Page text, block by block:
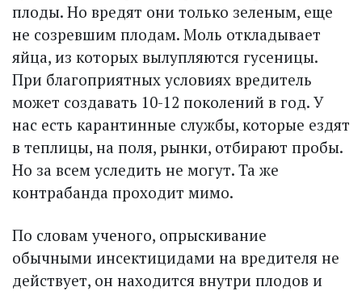
плоды. Но вредят они только зеленым, еще
не созревшим плодам. Моль откладывает
яйца, из которых вылупляются гусеницы.
При благоприятных условиях вредитель
может создавать 10-12 поколений в год. У
нас есть карантинные службы, которые ездят
в теплицы, на поля, рынки, отбирают пробы.
Но за всем уследить не могут. Та же
контрабанда проходит мимо.
По словам ученого, опрыскивание
обычными инсектицидами на вредителя не
действует, он находится внутри плодов и